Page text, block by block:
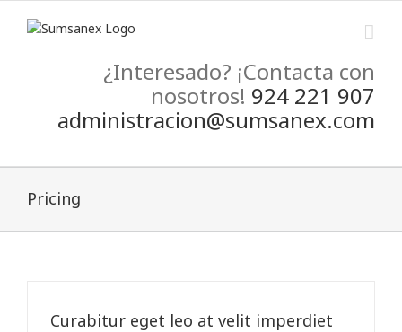
¿Interesado? ¡Contacta con
nosotros! 924 221 907
administracion@sumsanex.com
Pricing
Curabitur eget leo at velit imperdiet